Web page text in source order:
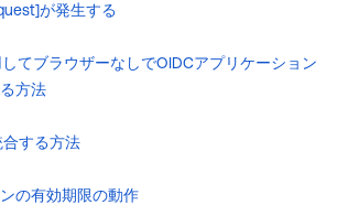
が発生する
てブラウザーなしでOIDCアプリケーション
方法
する方法
の有効期限の動作